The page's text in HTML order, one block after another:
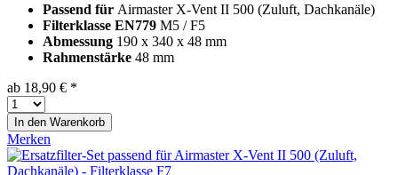
Passend für Airmaster X-Vent II 500 (Zuluft, Dachkanäle)
Filterklasse EN779 M5 / F5
Abmessung 190 x 340 x 48 mm
Rahmenstärke 48 mm
ab 18,90 € *
In den Warenkorb
Merken